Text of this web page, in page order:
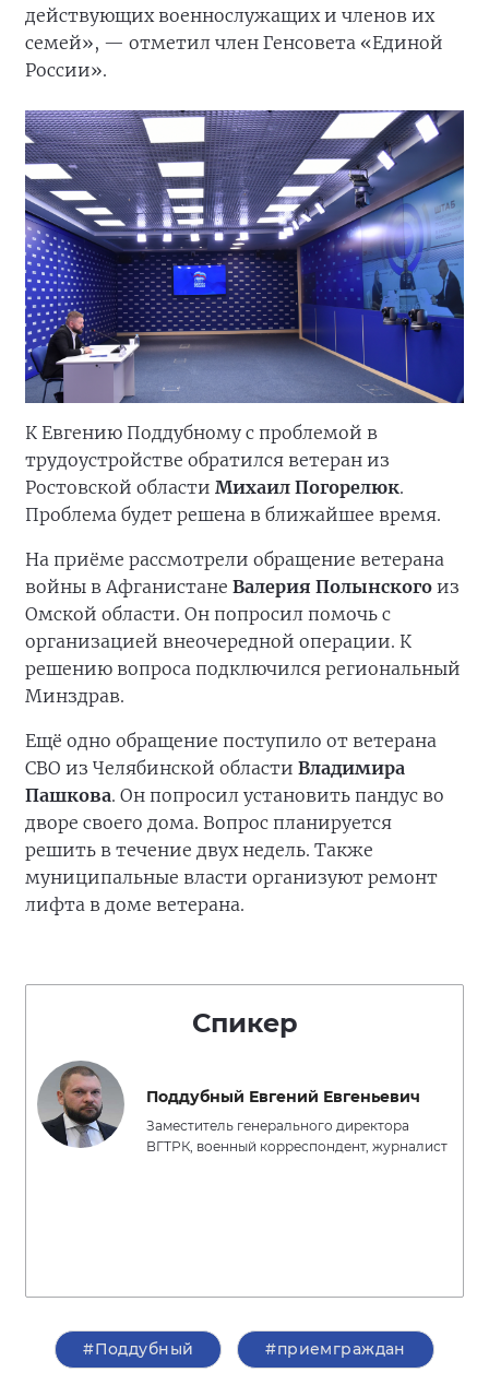
действующих военнослужащих и членов их
семей», — отметил член Генсовета «Единой
России».
К Евгению Поддубному с проблемой в
трудоустройстве обратился ветеран из
Ростовской области Михаил Погорелюк.
Проблема будет решена в ближайшее время.
На приёме рассмотрели обращение ветерана
войны в Афганистане Валерия Полынского из
Омской области. Он попросил помочь с
организацией внеочередной операции. К
решению вопроса подключился региональный
Минздрав.
Ещё одно обращение поступило от ветерана
СВО из Челябинской области Владимира
Пашкова. Он попросил установить пандус во
дворе своего дома. Вопрос планируется
решить в течение двух недель. Также
муниципальные власти организуют ремонт
лифта в доме ветерана.
Спикер
Поддубный Евгений Евгеньевич
Заместитель генерального директора
ВГТРК, военный корреспондент, журналист
#Поддубный #приемграждан